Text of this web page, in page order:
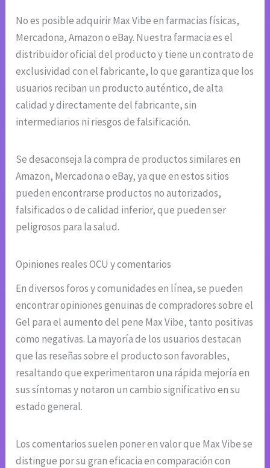
No es posible adquirir Max Vibe en farmacias físicas,
Mercadona, Amazon o eBay. Nuestra farmacia es el
distribuidor oficial del producto y tiene un contrato de
exclusividad con el fabricante, lo que garantiza que los
usuarios reciban un producto auténtico, de alta
calidad y directamente del fabricante, sin
intermediarios ni riesgos de falsificación.
Se desaconseja la compra de productos similares en
Amazon, Mercadona o eBay, ya que en estos sitios
pueden encontrarse productos no autorizados,
falsificados o de calidad inferior, que pueden ser
peligrosos para la salud.
Opiniones reales OCU y comentarios
En diversos foros y comunidades en línea, se pueden
encontrar opiniones genuinas de compradores sobre el
Gel para el aumento del pene Max Vibe, tanto positivas
como negativas. La mayoría de los usuarios destacan
que las reseñas sobre el producto son favorables,
resaltando que experimentaron una rápida mejoría en
sus síntomas y notaron un cambio significativo en su
estado general.
Los comentarios suelen poner en valor que Max Vibe se
distingue por su gran eficacia en comparación con